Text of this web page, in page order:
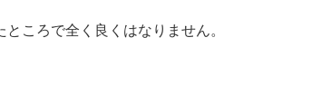
ころで全く良くはなりません。